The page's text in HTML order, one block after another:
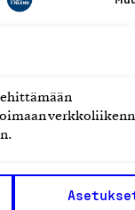
työ ry